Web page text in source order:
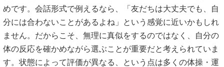
めです。会話形式で例えるなら、「友だちは大丈夫でも、自
分には合わないことがあるよね」という感覚に近いかもしれ
ません。だからこそ、無理に真似をするのではなく、自分の
体の反応を確かめながら選ぶことが重要だと考えられていま
す。状態によって評価が異なる、という点は多くの体操・運